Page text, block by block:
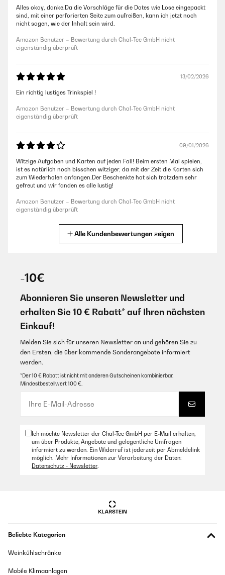
Alles okay, danke.Da die Vorschläge für die Dates wie Lose eingepackt
sind, mit einer perforierten Seite zum aufreißen, kann ich jetzt noch
nicht sagen, wie der Inhalt sein wird.
Amazon Benutzer – Bewertung durch Chal-Tec GmbH nicht
eigenständig überprüft
13/02/2026
Ein richtig lustiges Trinkspiel !
Amazon Benutzer – Bewertung durch Chal-Tec GmbH nicht
eigenständig überprüft
09/01/2026
Witzige Aufgaben und Karten auf jeden Fall! Beim ersten Mal spielen,
ist es natürlich noch bisschen witziger, da mit der Zeit die Karten sich
zum Wiederholen anfangen.Der Beschenkte hat sich trotzdem sehr
gefreut und wir fanden es alle lustig!
Amazon Benutzer – Bewertung durch Chal-Tec GmbH nicht
eigenständig überprüft
Amazon Benutzer – Bewertung durch Chal-Tec GmbH nicht
17/11/2025
Ist ein lustiges Trinkspiel.War ein Geburtstagsgeschenk an jemanden, er
hat es gleich am Wochenende mit Freunden gespielt.
Amazon Benutzer – Bewertung durch Chal-Tec GmbH nicht
eigenständig überprüft
14/11/2025
Super Lustiges Spiel.Toller Kontakt, problemlose Abwicklung, Danke.
eigenständig überprüft
31/08/2025
eigenständig überprüft
Alle Kundenbewertungen zeigen
-10€
Abonnieren Sie unseren Newsletter und
erhalten Sie 10 € Rabatt* auf Ihren nächsten
Einkauf!
Melden Sie sich für unseren Newsletter an und gehören Sie zu
den Ersten, die über kommende Sonderangebote informiert
werden.
*Der 10 € Rabatt ist nicht mit anderen Gutscheinen kombinierbar.
Mindestbestellwert 100 €.
Ich möchte Newsletter der Chal-Tec GmbH per E-Mail erhalten,
um über Produkte, Angebote und gelegentliche Umfragen
informiert zu werden. Ein Widerruf ist jederzeit per Abmeldelink
möglich. Mehr Informationen zur Verarbeitung der Daten:
Datenschutz - Newsletter.
Beliebte Kategorien
Weinkühlschränke
Mobile Klimaanlagen